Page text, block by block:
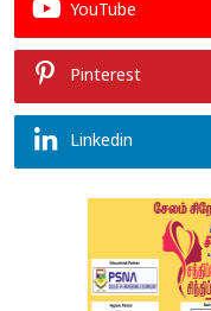
YouTube
Pinterest
Linkedin